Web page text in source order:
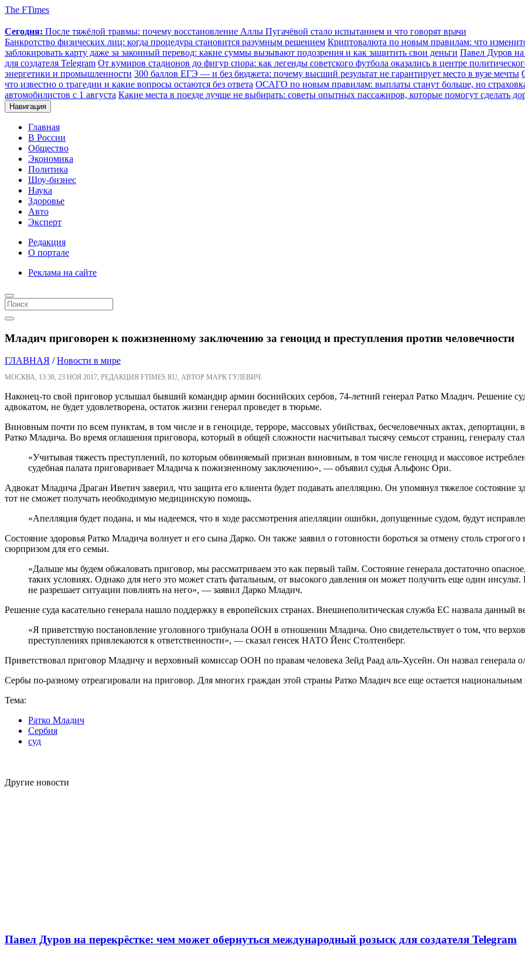
The FTimes
Сегодня: После тяжёлой травмы: почему восстановление Аллы Пугачёвой стало испытанием и что говорят врачи
Банкротство физических лиц: когда процедура становится разумным решением Криптовалюта по новым правилам: что
заблокировать карту даже за законный перевод: какие суммы вызывают подозрения и как защитить свои деньги Павел Дуров на
для создателя Telegram От кумиров стадионов до фигур спора: как легенды советского футбола оказались в центре
энергетики и промышленности 300 баллов ЕГЭ — и без бюджета: почему высший результат не гарантирует место в вузе мечты
что известно о трагедии и какие вопросы остаются без ответа ОСАГО по новым правилам: выплаты станут больше, но
автомобилистов с 1 августа Какие места в поезде лучше не выбирать: советы опытных пассажиров, которые помогут сделать
Навигация
Главная
В России
Общество
Экономика
Политика
Шоу-бизнес
Наука
Здоровье
Авто
Эксперт
Редакция
О портале
Реклама на сайте
Младич приговорен к пожизненному заключению за геноцид и преступления против человечности
ГЛАВНАЯ /Новости в мире
МОСКВА, 13:30, 23 НОЯ 2017, РЕДАКЦИЯ FTIMES.RU, АВТОР МАРК ГУЛЕВИЧ.
Наконец-то свой приговор услышал бывший командир армии боснийских сербов, 74-летний генерал Ратко Младич. Решение
адвокатом, не будет удовлетворена, остаток жизни генерал проведет в тюрьме.
Виновным почти по всем пунктам, в том числе и в геноциде, терроре, массовых убийствах, бесчеловечных актах, депортации,
Ратко Младича. Во время оглашения приговора, который в общей сложности насчитывал тысячу семьсот страниц, генералу
«Учитывая тяжесть преступлений, по которым обвиняемый признан виновным, в том числе геноцид и массовое
судебная палата приговаривает Младича к пожизненному заключению», — объявил судья Альфонс Ори.
Адвокат Младича Драган Иветич заверил, что защита его клиента будет подавать апелляцию. Он упомянул тяжелое состояние
тот не сможет получать необходимую медицинскую помощь.
«Апелляция будет подана, и мы надеемся, что в ходе рассмотрения апелляции ошибки, допущенные судом, будут
Состояние здоровья Ратко Младича волнует и его сына Дарко. Он также заявил о готовности бороться за отмену столь
сюрпризом для его семьи.
«Дальше мы будем обжаловать приговор, мы рассматриваем это как первый тайм. Состояние генерала достаточно
таких условиях. Однако для него это может стать фатальным, от высокого давления он может получить еще один
не разрешает ситуации повлиять на него», — заявил Дарко Младич.
Решение суда касательно генерала нашло поддержку в европейских странах. Внешнеполитическая служба ЕС назвала данный
«Я приветствую постановление уголовного трибунала ООН в отношении Младича. Оно свидетельствует о том, что
преступлениях привлекаются к ответственности», — сказал генсек НАТО Йенс Столтенберг.
Приветствовал приговор Младичу и верховный комиссар ООН по правам человека Зейд Раад аль-Хусейн. Он назвал генерала
Сербы по-разному отреагировали на приговор. Для многих граждан этой страны Ратко Младич все еще остается национальным
Тема:
Ратко Младич
Сербия
суд
Другие новости
Павел Дуров на перекрёстке: чем может обернуться международный розыск для создателя Telegram